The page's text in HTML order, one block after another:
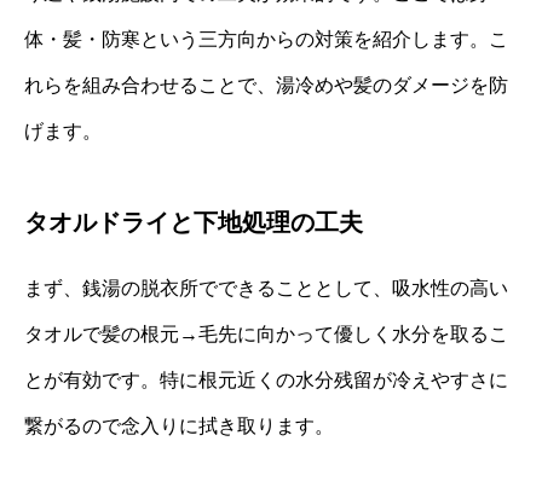
体・髪・防寒という三方向からの対策を紹介します。こ
れらを組み合わせることで、湯冷めや髪のダメージを防
げます。
タオルドライと下地処理の工夫
まず、銭湯の脱衣所でできることとして、吸水性の高い
タオルで髪の根元→毛先に向かって優しく水分を取るこ
とが有効です。特に根元近くの水分残留が冷えやすさに
繋がるので念入りに拭き取ります。